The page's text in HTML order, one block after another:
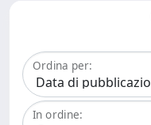
Ordina per:
In ordine: